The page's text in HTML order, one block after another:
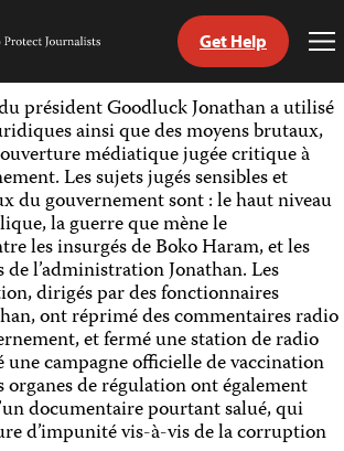
Get Help
président Goodluck Jonathan a utilisé
ainsi que des moyens brutaux,
médiatique jugée critique à
Les sujets jugés sensibles et
du gouvernement sont : le haut niveau
la guerre que mène le
les insurgés de Boko Haram, et les
l’administration Jonathan. Les
dirigés par des fonctionnaires
ont réprimé des commentaires radio
et fermé une station de radio
campagne officielle de vaccination
de régulation ont également
documentaire pourtant salué, qui
d’impunité vis-à-vis de la corruption